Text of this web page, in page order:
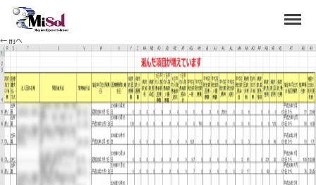
ichiran6
2020年7月3日
← 前へ